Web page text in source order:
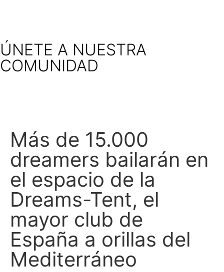
ÚNETE A NUESTRA
COMUNIDAD
Más de 15.000
dreamers bailarán en
el espacio de la
Dreams-Tent, el
mayor club de
España a orillas del
Mediterráneo